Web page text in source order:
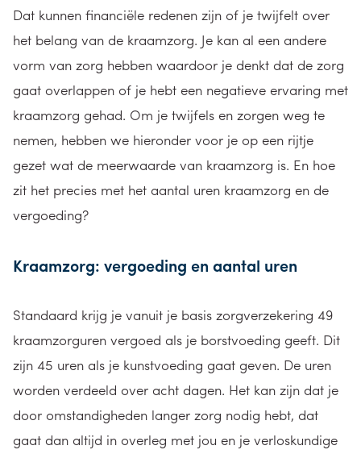
Dat kunnen financiële redenen zijn of je twijfelt over
het belang van de kraamzorg. Je kan al een andere
vorm van zorg hebben waardoor je denkt dat de zorg
gaat overlappen of je hebt een negatieve ervaring met
kraamzorg gehad. Om je twijfels en zorgen weg te
nemen, hebben we hieronder voor je op een rijtje
gezet wat de meerwaarde van kraamzorg is. En hoe
zit het precies met het aantal uren kraamzorg en de
vergoeding?
Kraamzorg: vergoeding en aantal uren
Standaard krijg je vanuit je basis zorgverzekering 49
kraamzorguren vergoed als je borstvoeding geeft. Dit
zijn 45 uren als je kunstvoeding gaat geven. De uren
worden verdeeld over acht dagen. Het kan zijn dat je
door omstandigheden langer zorg nodig hebt, dat
gaat dan altijd in overleg met jou en je verloskundige